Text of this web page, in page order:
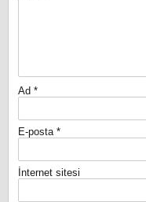
Ad *
E-posta *
İnternet sitesi